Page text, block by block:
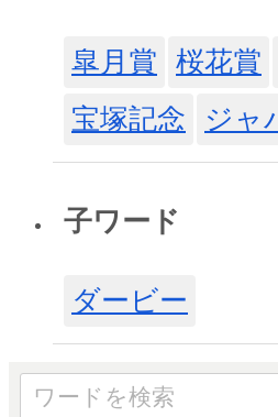
皐月賞 桜花賞
宝塚記念
ジャ
子ワード
ダービー